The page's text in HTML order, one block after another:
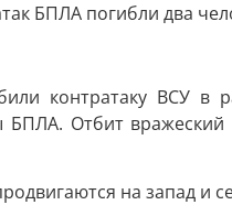
БПЛА погибли два
контратаку ВСУ в
Отбит
на запад и